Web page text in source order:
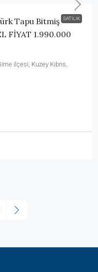
SATILIK
Tapu Bitmiş
FİYAT 1.990.000
ilçesi, Kuzey Kıbrıs,